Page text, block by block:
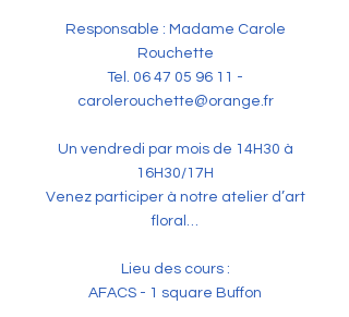
Responsable : Madame Carole
Rouchette
Tel. 06 47 05 96 11 -
carolerouchette@orange.fr
Un vendredi par mois de 14H30 à
16H30/17H
Venez participer à notre atelier d’art
floral…
Lieu des cours :
AFACS - 1 square Buffon